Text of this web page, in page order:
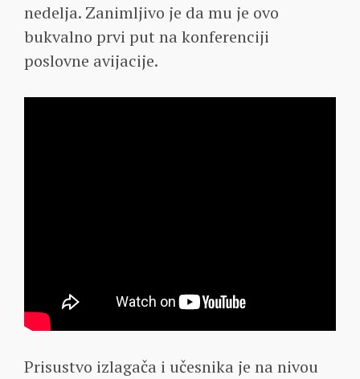
nedelja. Zanimljivo je da mu je ovo
bukvalno prvi put na konferenciji
poslovne avijacije.
Prisustvo izlagača i učesnika je na nivou